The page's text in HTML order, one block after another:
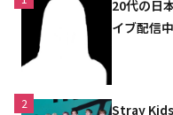
20代の日
イブ配信
2
Stray